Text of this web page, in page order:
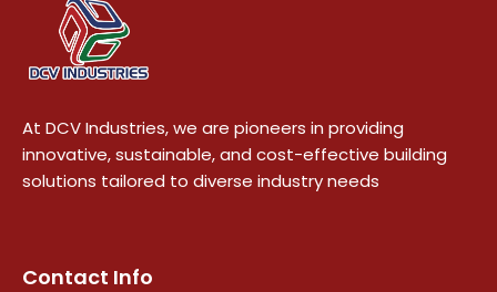
At DCV Industries, we are pioneers in providing
innovative, sustainable, and cost-effective building
solutions tailored to diverse industry needs
Contact Info